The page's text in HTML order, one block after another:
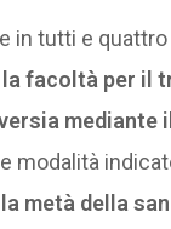
in tutti e
facoltà per il
mediante
modalità
metà della